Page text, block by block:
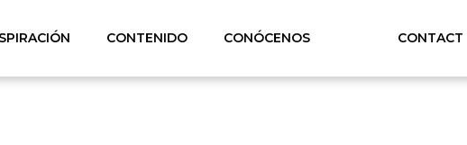
CONTENIDO CONÓCENOS CONTACT